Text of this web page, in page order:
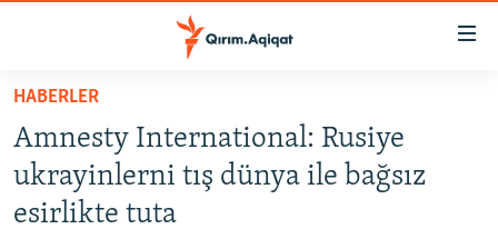
Esas
qaytmaq
Baş
navigatsiyağa
qaytmaq
SİYASET
İQTİSADİYAT
HABERLER
Amnesty International: Rusiye
ukrayinlerni tış dünya ile bağsız
esirlikte tuta